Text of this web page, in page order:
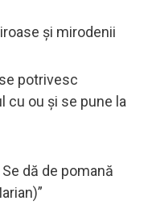
și mirodenii
potrivesc
cu ou și se pune la
dă de pomană